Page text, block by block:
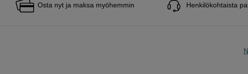
Osta nyt ja maksa myöhemmin Henkilökohtaista